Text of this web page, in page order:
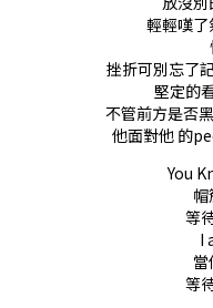
輕輕嘆
挫折可別忘了
堅定的
不管前方是否
他面對他 的
You
等
I
等